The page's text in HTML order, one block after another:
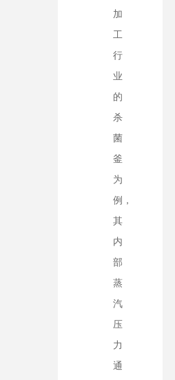
加
工
行
业
的
杀
菌
釜
为
例，
其
内
部
蒸
汽
压
力
通